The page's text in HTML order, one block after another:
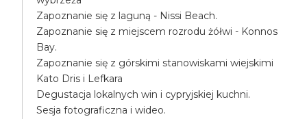
Zapoznanie się z laguną - Nissi Beach.
Zapoznanie się z miejscem rozrodu żółwi - Konnos
Bay.
Zapoznanie się z górskimi stanowiskami wiejskimi
Kato Dris i Lefkara
Degustacja lokalnych win i cypryjskiej kuchni.
Sesja fotograficzna i wideo.